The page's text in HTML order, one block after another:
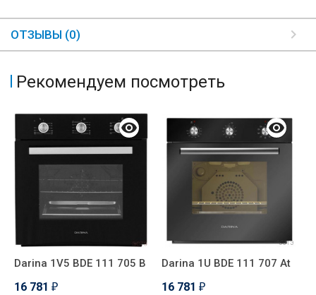
ОТЗЫВЫ (0)
Рекомендуем посмотреть
Darina 1V5 BDE 111 705 B
16 781 ₽
Darina 1U BDE 111 707 At
16 781 ₽